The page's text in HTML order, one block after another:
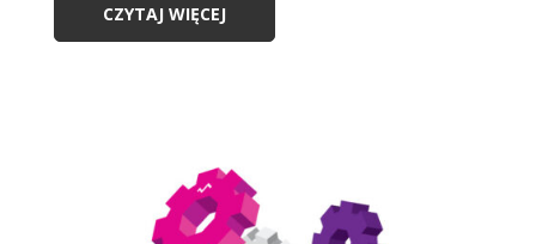
CZYTAJ WIĘCEJ